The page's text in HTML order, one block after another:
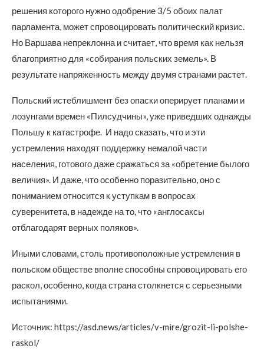
решения которого нужно одобрение 3/5 обоих палат
парламента, может спровоцировать политический кризис.
Но Варшава непреклонна и считает, что время как нельзя
благоприятно для «собирания польских земель». В
результате напряженность между двумя странами растет.
Польский истеблишмент без опаски оперирует планами и
лозунгами времен «Пилсудчины», уже приведших однажды
Польшу к катастрофе. И надо сказать, что и эти
устремления находят поддержку немалой части
населения, готового даже сражаться за «обретение былого
величия». И даже, что особенно поразительно, оно с
пониманием относится к уступкам в вопросах
суверенитета, в надежде на то, что «англосаксы
отблагодарят верных поляков».
Иными словами, столь противоположные устремления в
польском обществе вполне способны спровоцировать его
раскол, особенно, когда страна столкнется с серьезными
испытаниями.
Источник: https://asd.news/articles/v-mire/grozit-li-polshe-
raskol/